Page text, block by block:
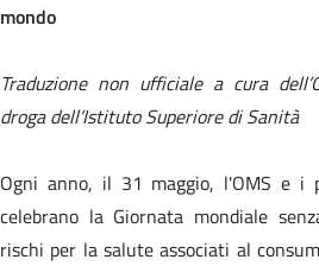
mondo
Traduzione non ufficiale a cura
droga dell’Istituto Superiore di Sanità
Ogni anno, il 31 maggio, l'OMS e
celebrano la Giornata mondiale
rischi per la salute associati al